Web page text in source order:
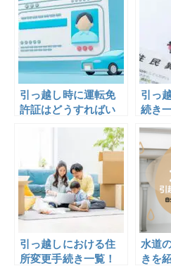
引っ越し時に運転免
許証はどうすればい
引っ
続き
を徹
引っ越しにおける住
所変更手続き一覧！
水道
きを